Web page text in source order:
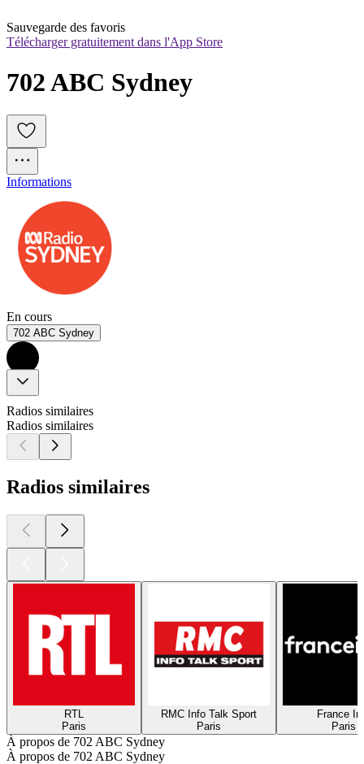
Sauvegarde des favoris
Télécharger gratuitement dans l'App Store
702 ABC Sydney
Informations
En cours
702 ABC Sydney
Radios similaires
Radios similaires
Radios similaires
RTL
Paris
RMC Info Talk Sport
Paris
France
Paris
À propos de 702 ABC Sydney
À propos de 702 ABC Sydney